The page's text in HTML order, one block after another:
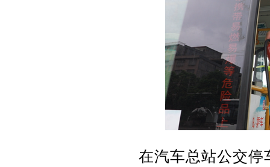
在汽车总站公交停